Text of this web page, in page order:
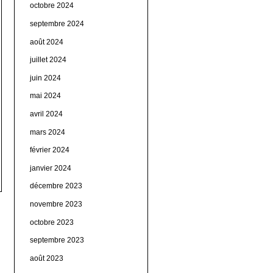
octobre 2024
septembre 2024
août 2024
juillet 2024
juin 2024
mai 2024
avril 2024
mars 2024
février 2024
janvier 2024
décembre 2023
novembre 2023
octobre 2023
septembre 2023
août 2023